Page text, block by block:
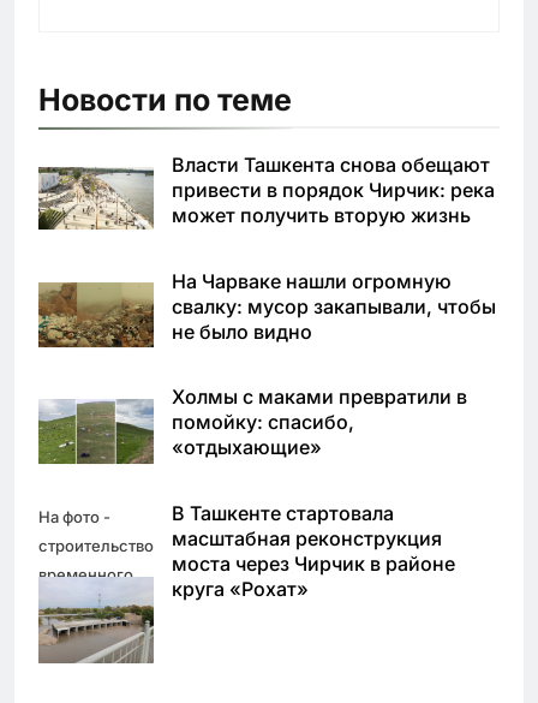
Новости по теме
Власти Ташкента снова обещают
привести в порядок Чирчик: река
может получить вторую жизнь
На Чарваке нашли огромную
свалку: мусор закапывали, чтобы
не было видно
Холмы с маками превратили в
помойку: спасибо,
«отдыхающие»
На фото -
строительство
временного
моста через
реку Чирчик
В Ташкенте стартовала
масштабная реконструкция
моста через Чирчик в районе
круга «Рохат»